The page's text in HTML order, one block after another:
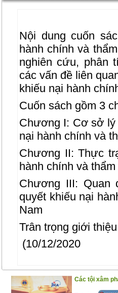
Nội dung cuốn
hành chính và
nghiên cứu, phân
các vấn đề liên
khiếu nại hành
Cuốn sách gồm 3
Chương I: Cơ sở lý
nại hành chính và
Chương II: Thực
hành chính và
Chương III: Quan
quyết khiếu nại
Nam
Trân trọng giới
(10/12/2020
Các tội xâm